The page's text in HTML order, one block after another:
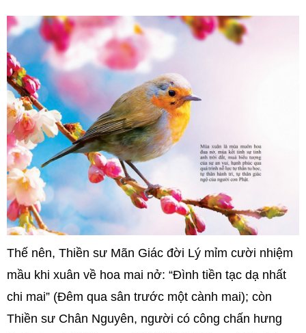
Thế nên, Thiền sư Mãn Giác đời Lý mỉm cười nhiệm
mầu khi xuân về hoa mai nở: “Đình tiền tạc dạ nhất
chi mai” (Đêm qua sân trước một cành mai); còn
Thiền sư Chân Nguyên, người có công chấn hưng